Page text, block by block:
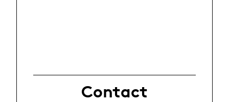
Contact